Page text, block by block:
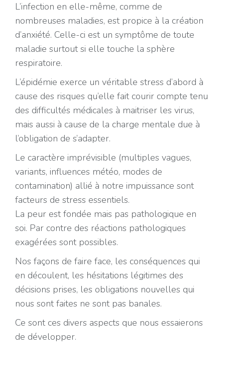
L’infection en elle-même, comme de
nombreuses maladies, est propice à la création
d’anxiété. Celle-ci est un symptôme de toute
maladie surtout si elle touche la sphère
respiratoire.
L’épidémie exerce un véritable stress d’abord à
cause des risques qu’elle fait courir compte tenu
des difficultés médicales à maitriser les virus,
mais aussi à cause de la charge mentale due à
l’obligation de s’adapter.
Le caractère imprévisible (multiples vagues,
variants, influences météo, modes de
contamination) allié à notre impuissance sont
facteurs de stress essentiels.
La peur est fondée mais pas pathologique en
soi. Par contre des réactions pathologiques
exagérées sont possibles.
Nos façons de faire face, les conséquences qui
en découlent, les hésitations légitimes des
décisions prises, les obligations nouvelles qui
nous sont faites ne sont pas banales.
Ce sont ces divers aspects que nous essaierons
de développer.